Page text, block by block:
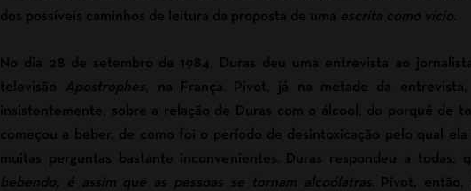
dos possíveis caminhos de leitura da proposta de uma escrita como vício
No dia 28 de setembro de 1984, Duras deu uma entrevista ao
televisão Apostrophes , na França. Pivot, já na metade da
insistentemente, sobre a relação de Duras com o álcool, do porquê de
começou a beber, de como foi o período de desintoxicação pelo qual ela
muitas perguntas bastante inconvenientes. Duras respondeu a todas,
bebendo, é assim que as pessoas se tornam alcoólatras. Pivot, então,